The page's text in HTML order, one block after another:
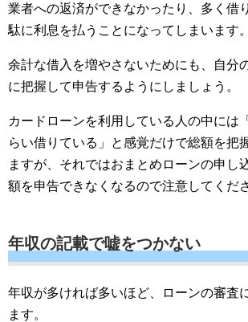
業者への返済ができなかったり、多く借
駄に利息を払うことになってしまいます。
余計な借入を増やさないためにも、自分
に把握して申告するようにしましょう。
カードローンを利用している人の中には
らい借りている」と感覚だけで総額を把
ますが、それではおまとめローンの申し
額を申告できなくなるので注意してくだ
年収の記載で嘘をつかない
年収が多ければ多いほど、ローンの審査
ます。